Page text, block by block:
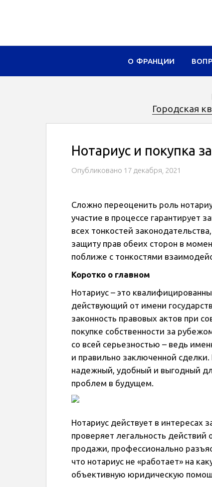
О ФРАНЦИИ
Городская
Нотариус и покупка
Опубликовано 17 декабря, 2021
Сложно переоценить роль
участие в процессе гарантирует
всех тонкостей
защиту прав обеих сторон в
поближе с тонкостями
Коротко о главном
Нотариус – это
действующий от имени
законность правовых актов при
покупке собственности за
со всей серьезностью – ведь
и правильно заключенной
надежный, удобный и выгодный
проблем в будущем.
Нотариус действует в интересах
проверяет легальность действий
продажи, профессионально
что нотариус не «работает» на
объективную юридическую